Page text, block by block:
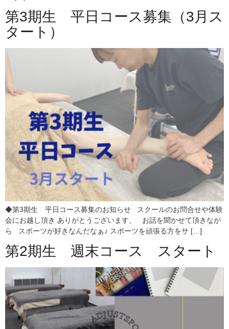
第3期生 平日コース募集（3月ス
タート）
◆第3期生 平日コース募集のお知らせ スクールのお問合せや体験
会にお越し頂き ありがとうございます。 お話を聞かせて頂きなが
ら スポーツが好きなんだなぁ♪ スポーツを頑張る方をサ […]
第2期生 週末コース スタート